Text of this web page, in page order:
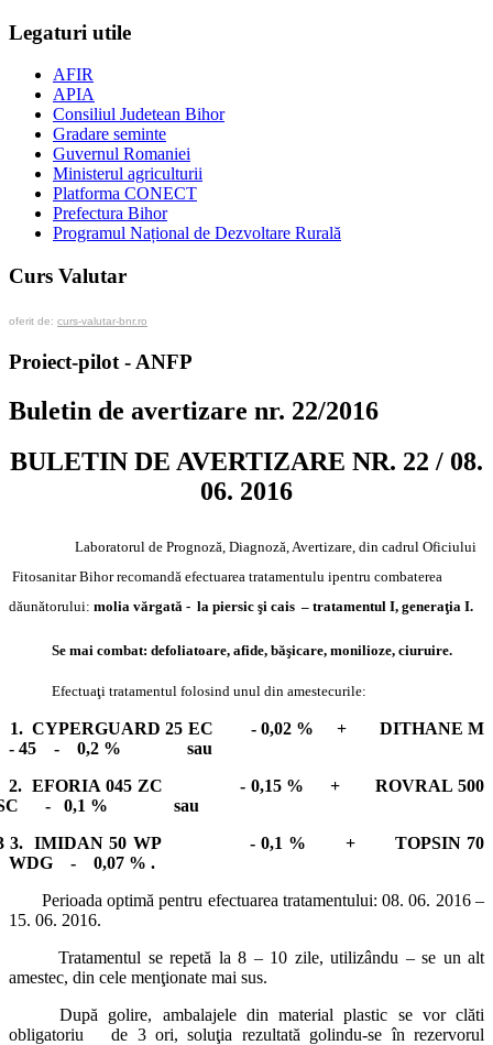
Legaturi utile
AFIR
APIA
Consiliul Judetean Bihor
Gradare seminte
Guvernul Romaniei
Ministerul agriculturii
Platforma CONECT
Prefectura Bihor
Programul Național de Dezvoltare Rurală
Curs Valutar
oferit de: curs-valutar-bnr.ro
Proiect-pilot - ANFP
Buletin de avertizare nr. 22/2016
BULETIN DE AVERTIZARE NR. 22 / 08.
06. 2016
Laboratorul de Prognoză, Diagnoză, Avertizare, din cadrul Oficiului
Fitosanitar Bihorrecomandă efectuarea tratamentulu ipentru combaterea
dăunătorului: molia vărgată - la piersic şi cais – tratamentul I, generaţia I.
Se mai combat: defoliatoare, afide, băşicare, monilioze, ciuruire.
Efectuaţi tratamentul folosind unul din amestecurile:
1. CYPERGUARD 25 EC - 0,02 % + DITHANE M
- 45 - 0,2 % sau
2. EFORIA 045 ZC - 0,15 % + ROVRAL 500
- 0,1 % sau
3. IMIDAN 50 WP - 0,1 % + TOPSIN 70
WDG - 0,07 % .
Perioada optimă pentru efectuarea tratamentului: 08. 06. 2016 –
15. 06. 2016.
Tratamentul se repetă la 8 – 10 zile, utilizându – se un alt
amestec, din cele menţionate mai sus.
După golire, ambalajele din material plastic se vor clăti
obligatoriu de 3 ori, soluţia rezultată golindu-se în rezervorul